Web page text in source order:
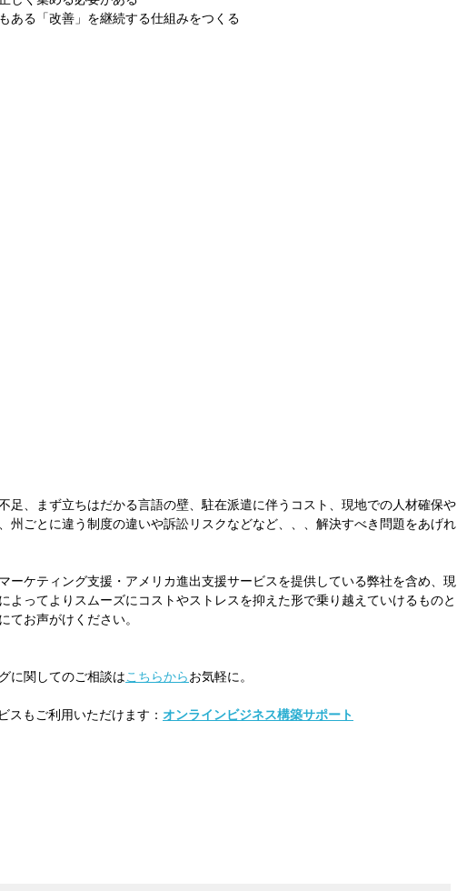
ある「改善」を継続する仕組みをつくる
⾜、まず⽴ちはだかる⾔語の壁、駐在派遣に伴うコスト、現地での⼈材確保や
州ごとに違う制度の違いや訴訟リスクなどなど、、、解決すべき問題をあげれ
ーケティング⽀援・アメリカ進出⽀援サービスを提供している弊社を含め、現
よってよりスムーズにコストやストレスを抑えた形で乗り越えていけるものと
にてお声がけください。
に関してのご相談はこちらからお気軽に。
スもご利用いただけます： オンラインビジネス構築サポート